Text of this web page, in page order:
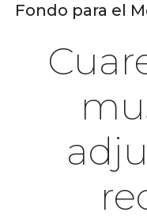
Fondo para el